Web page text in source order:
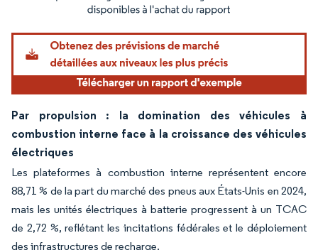
Image © Mordor Intelligence. La réutilisation nécessite une attribution sous CC BY
Par propulsion : la domination des véhicules à
combustion interne face à la croissance des véhicules
électriques
Les plateformes à combustion interne représentent encore
88,71 % de la part du marché des pneus aux États-Unis en 2024,
mais les unités électriques à batterie progressent à un TCAC
de 2,72 %, reflétant les incitations fédérales et le déploiement
des infrastructures de recharge.